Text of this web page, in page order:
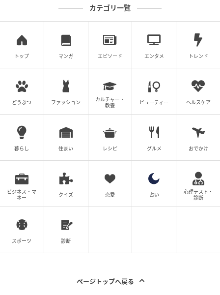
中で何かが完全に壊れました。
幼稚すぎる夫との決別
私は以前、もしものときのためにと役所でもらってお
「えっ……嘘だろ？ 何でだよ、たかがプリンくらい
青ざめた顔で絶句する夫に、私は問いかけました。
な気持ちでこれを作ったか、私が日々どのくらい時間
をかけて食事を作っているか……少しでも考えたことは
あるの？」
すると、夫は震えながら、信じられないような言葉を
口にしました。
「お前が……お前が娘ばかりかわいがるから、かまって
カテゴリ一覧
トップ マンガ エピソード エンタメ トレンド
どうぶつ ファッション
カルチャー・
教養
ビューティー ヘルスケア
暮らし 住まい レシピ グルメ おでかけ
ビジネス・マ
ネー
クイズ 恋愛 占い
心理テスト・
診断
スポーツ 診断
ページトップへ戻る